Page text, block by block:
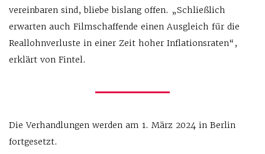
vereinbaren sind, bliebe bislang offen. „Schließlich
erwarten auch Filmschaffende einen Ausgleich für die
Reallohnverluste in einer Zeit hoher Inflationsraten“,
erklärt von Fintel.
Die Verhandlungen werden am 1. März 2024 in Berlin
fortgesetzt.